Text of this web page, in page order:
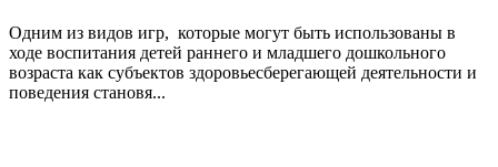
Одним из видов игр, которые могут быть использованы в
ходе воспитания детей раннего и младшего дошкольного
возраста как субъектов здоровьесберегающей деятельности и
поведения становя...